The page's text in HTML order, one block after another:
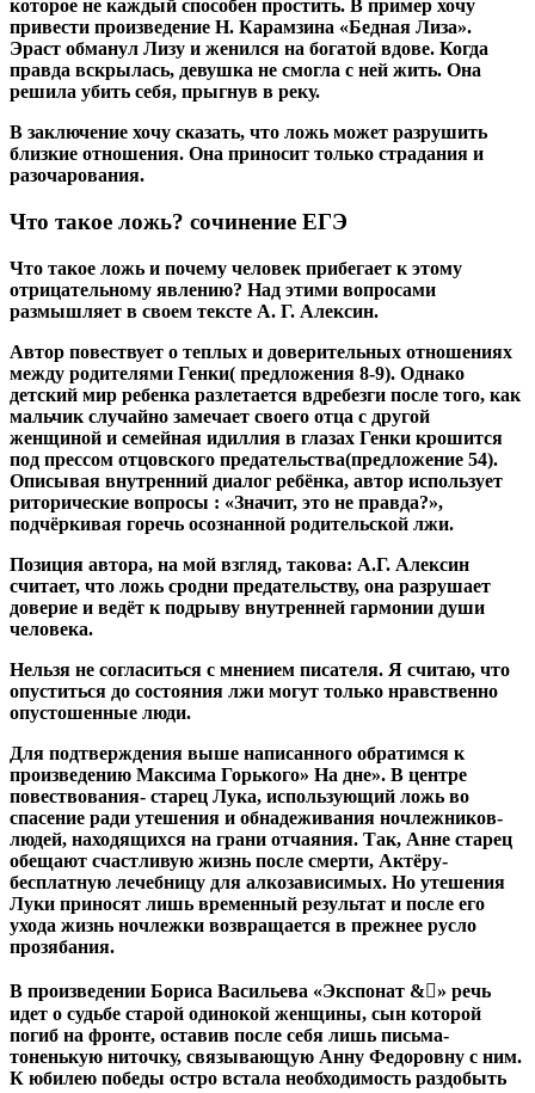
которое не каждый способен простить. В пример хочу
привести произведение Н. Карамзина «Бедная Лиза».
Эраст обманул Лизу и женился на богатой вдове. Когда
правда вскрылась, девушка не смогла с ней жить. Она
решила убить себя, прыгнув в реку.
В заключение хочу сказать, что ложь может разрушить
близкие отношения. Она приносит только страдания и
разочарования.
Что такое ложь? сочинение ЕГЭ
Что такое ложь и почему человек прибегает к этому
отрицательному явлению? Над этими вопросами
размышляет в своем тексте А. Г. Алексин.
Автор повествует о теплых и доверительных отношениях
между родителями Генки( предложения 8-9). Однако
детский мир ребенка разлетается вдребезги после того, как
мальчик случайно замечает своего отца с другой
женщиной и семейная идиллия в глазах Генки крошится
под прессом отцовского предательства(предложение 54).
Описывая внутренний диалог ребёнка, автор использует
риторические вопросы : «Значит, это не правда?»,
подчёркивая горечь осознанной родительской лжи.
Позиция автора, на мой взгляд, такова: А.Г. Алексин
считает, что ложь сродни предательству, она разрушает
доверие и ведёт к подрыву внутренней гармонии души
человека.
Нельзя не согласиться с мнением писателя. Я считаю, что
опуститься до состояния лжи могут только нравственно
опустошенные люди.
Для подтверждения выше написанного обратимся к
произведению Максима Горького» На дне». В центре
повествования- старец Лука, использующий ложь во
спасение ради утешения и обнадеживания ночлежников-
людей, находящихся на грани отчаяния. Так, Анне старец
обещают счастливую жизнь после смерти, Актёру-
бесплатную лечебницу для алкозависимых. Но утешения
Луки приносят лишь временный результат и после его
ухода жизнь ночлежки возвращается в прежнее русло
прозябания.
В произведении Бориса Васильева «Экспонат &񗥊» речь
идет о судьбе старой одинокой женщины, сын которой
погиб на фронте, оставив после себя лишь письма-
тоненькую ниточку, связывающую Анну Федоровну с ним.
К юбилею победы остро встала необходимость раздобыть